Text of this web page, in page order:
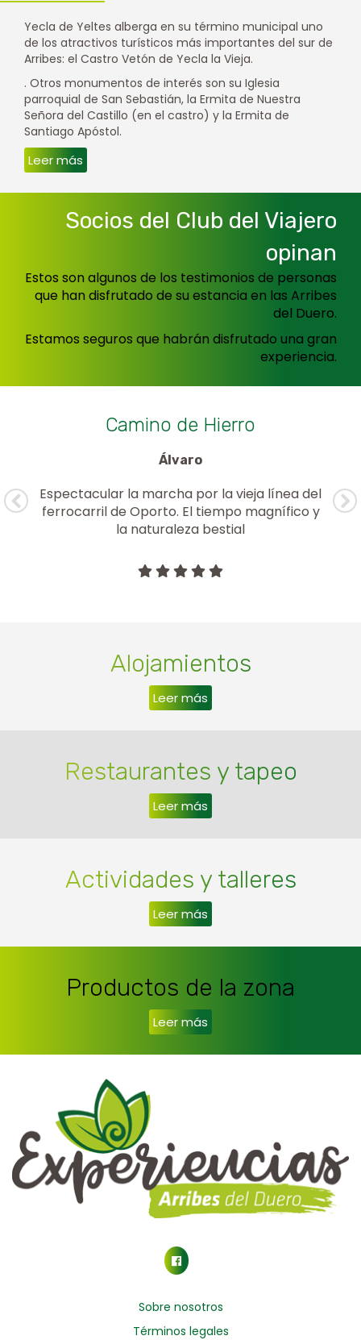
Yecla de Yeltes alberga en su término municipal uno
de los atractivos turísticos más importantes del sur de
Arribes: el Castro Vetón de Yecla la Vieja.
. Otros monumentos de interés son su Iglesia
parroquial de San Sebastián, la Ermita de Nuestra
Señora del Castillo (en el castro) y la Ermita de
Santiago Apóstol.
Leer más
Socios del Club del Viajero
opinan
Estos son algunos de los testimonios de personas
que han disfrutado de su estancia en las Arribes
del Duero.
Estamos seguros que habrán disfrutado una gran
experiencia.
Camino de Hierro
Álvaro
Espectacular la marcha por la vieja línea del
ferrocarril de Oporto. El tiempo magnífico y
la naturaleza bestial
Alojamientos
Leer más
Restaurantes y tapeo
Leer más
Actividades y talleres
Leer más
Productos de la zona
Leer más
Sobre nosotros
Términos legales